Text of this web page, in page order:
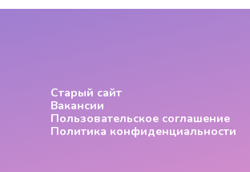
Старый сайт
Вакансии
Пользовательское соглашение
Политика конфиденциальности